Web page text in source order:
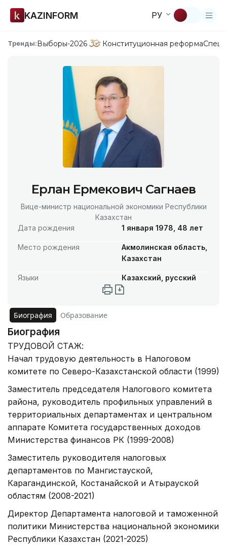
KAZINFORM РУ
Тренды:Выборы-2026 Конституционная реформа
Ерлан Ермекович Сагнаев
Вице-министр национальной экономики Республики
Казахстан
Дата рождения
1 января 1978, 48 лет
Место рождения
Акмолинская область,
Казахстан
Языки Казахский, русский
Биография Образование
Биография
ТРУДОВОЙ СТАЖ:
Начал трудовую деятельность в Налоговом
комитете по Северо-Казахстанской области (1999)
Заместитель председателя Налогового комитета
района, руководитель профильных управлений в
территориальных департаментах и центральном
аппарате Комитета государственных доходов
Министерства финансов РК (1999-2008)
Заместитель руководителя налоговых
департаментов по Мангистауской,
Карагандинской, Костанайской и Атырауской
областям (2008-2021)
Директор Департамента налоговой и таможенной
политики Министерства национальной экономики
Республики Казахстан (2021-2025)